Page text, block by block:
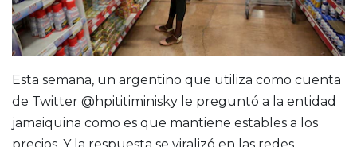
Esta semana, un argentino que utiliza como cuenta
de Twitter @hpititiminisky le preguntó a la entidad
jamaiquina como es que mantiene estables a los